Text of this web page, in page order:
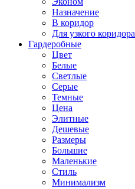
Назначение
В коридор
Для узкого коридора
Гардеробные
Цвет
Белые
Светлые
Серые
Темные
Цена
Элитные
Дешевые
Размеры
Большие
Маленькие
Стиль
Минимализм